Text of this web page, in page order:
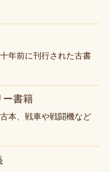
年前に刊行された古書
ー書籍
本、戦車や戦闘機など